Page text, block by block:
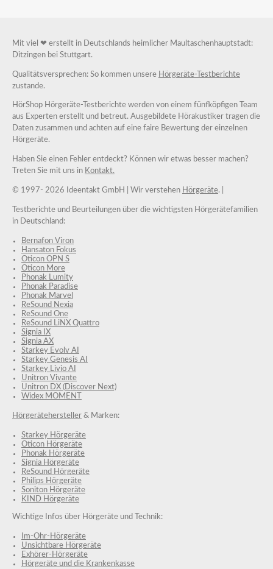
Mit viel ❤ erstellt in Deutschlands heimlicher Maultaschenhauptstadt:
Ditzingen bei Stuttgart.
Qualitätsversprechen: So kommen unsere Hörgeräte-Testberichte
zustande.
HörShop Hörgeräte-Testberichte werden von einem fünfköpfigen Team
aus Experten erstellt und betreut. Ausgebildete Hörakustiker tragen die
Daten zusammen und achten auf eine faire Bewertung der einzelnen
Hörgeräte.
Haben Sie einen Fehler entdeckt? Können wir etwas besser machen?
Treten Sie mit uns in Kontakt.
© 1997- 2026 Ideentakt GmbH | Wir verstehen Hörgeräte. |
Testberichte und Beurteilungen über die wichtigsten Hörgerätefamilien
in Deutschland:
Bernafon Viron
Hansaton Fokus
Oticon OPN S
Oticon More
Phonak Lumity
Phonak Paradise
Phonak Marvel
ReSound Nexia
ReSound One
ReSound LiNX Quattro
Signia IX
Signia AX
Starkey Evolv AI
Starkey Genesis AI
Starkey Livio AI
Unitron Vivante
Unitron DX (Discover Next)
Widex MOMENT
Hörgerätehersteller & Marken:
Starkey Hörgeräte
Oticon Hörgeräte
Phonak Hörgeräte
Signia Hörgeräte
ReSound Hörgeräte
Philips Hörgeräte
Soniton Hörgeräte
KIND Hörgeräte
Wichtige Infos über Hörgeräte und Technik:
Im-Ohr-Hörgeräte
Unsichtbare Hörgeräte
Exhörer-Hörgeräte
Hörgeräte und die Krankenkasse